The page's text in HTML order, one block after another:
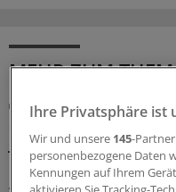
MEHR ZUM
GKV-Spargesetz
Sparliste der KBV:
jeder Praxis sein
Die Kassenärztliche
Ihre Privatsphäre ist
Wir und unsere 145-
personenbezogene Daten
Kennungen auf Ihrem